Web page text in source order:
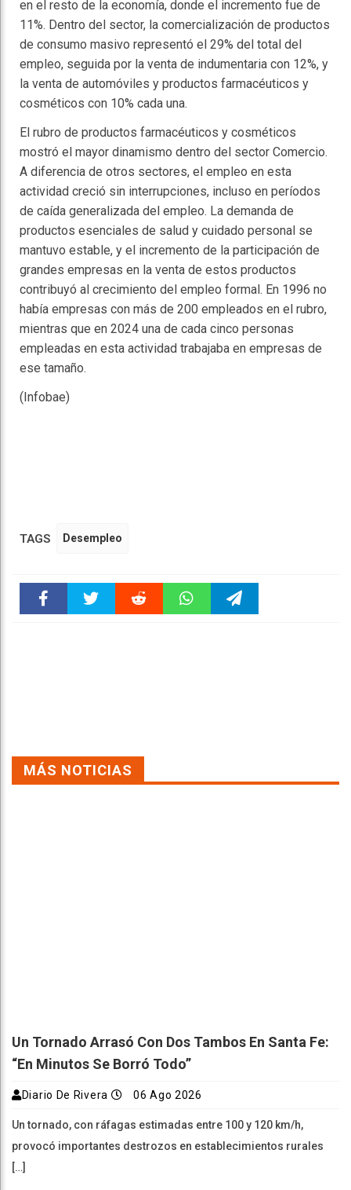
en el resto de la economía, donde el incremento fue de
11%. Dentro del sector, la comercialización de productos
de consumo masivo representó el 29% del total del
empleo, seguida por la venta de indumentaria con 12%, y
la venta de automóviles y productos farmacéuticos y
cosméticos con 10% cada una.
El rubro de productos farmacéuticos y cosméticos
mostró el mayor dinamismo dentro del sector Comercio.
A diferencia de otros sectores, el empleo en esta
actividad creció sin interrupciones, incluso en períodos
de caída generalizada del empleo. La demanda de
productos esenciales de salud y cuidado personal se
mantuvo estable, y el incremento de la participación de
grandes empresas en la venta de estos productos
contribuyó al crecimiento del empleo formal. En 1996 no
había empresas con más de 200 empleados en el rubro,
mientras que en 2024 una de cada cinco personas
empleadas en esta actividad trabajaba en empresas de
ese tamaño.
(Infobae)
TAGS Desempleo
MÁS NOTICIAS
Un Tornado Arrasó Con Dos Tambos En Santa Fe:
“En Minutos Se Borró Todo”
Diario De Rivera 06 Ago 2026
Un tornado, con ráfagas estimadas entre 100 y 120 km/h,
provocó importantes destrozos en establecimientos rurales
[…]